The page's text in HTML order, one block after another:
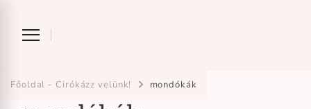
Főoldal - Cirókázz velünk! mondókák